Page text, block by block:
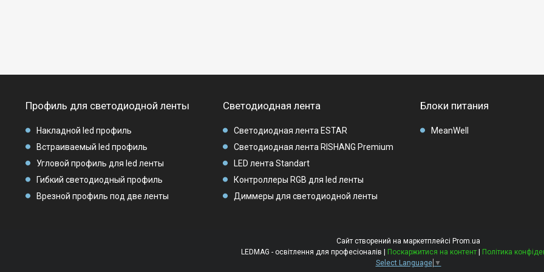
Профиль для светодиодной ленты
Накладной led профиль
Встраиваемый led профиль
Угловой профиль для led ленты
Гибкий светодиодный профиль
Врезной профиль под две ленты
Светодиодная лента
Светодиодная лента ESTAR
Светодиодная лента RISHANG Premium
LED лента Standart
Контроллеры RGB для led ленты
Диммеры для светодиодной ленты
Блоки питания
MeanWell
Сайт створений на маркетплейсі Prom.ua
LEDMAG - освітлення для професіоналів | Поскаржитися на контент | Політика
Select Language ▼